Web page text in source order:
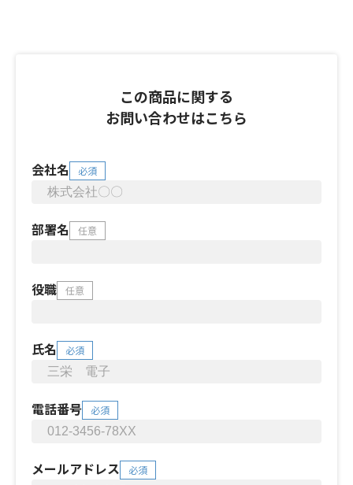
この商品に関する
お問い合わせはこちら
会社名 必須
部署名 任意
役職 任意
氏名 必須
電話番号 必須
メールアドレス 必須